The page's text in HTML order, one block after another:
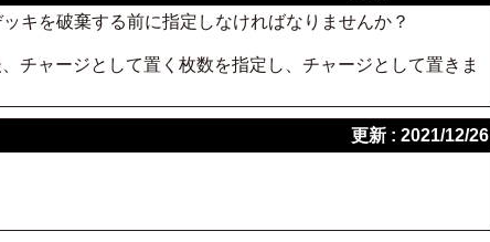
キを破棄する前に指定しなければなりませんか？
チャージとして置く枚数を指定し、チャージとして置きま
更新 : 2021/12/26